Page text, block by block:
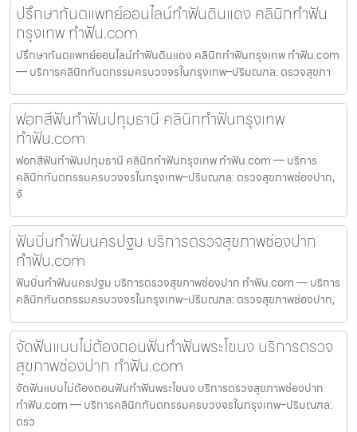
ปรึกษาทันตแพทย์ออนไลน์ทำฟันดินแดง คลินิกทำฟัน
กรุงเทพ ทำฟัน.com
ปรึกษาทันตแพทย์ออนไลน์ทำฟันดินแดง คลินิกทำฟันกรุงเทพ ทำฟัน.com
— บริการคลินิกทันตกรรมครบวงจรในกรุงเทพ–ปริมณฑล: ตรวจสุขภา
ฟอกสีฟันทำฟันปทุมธานี คลินิกทำฟันกรุงเทพ
ทำฟัน.com
ฟอกสีฟันทำฟันปทุมธานี คลินิกทำฟันกรุงเทพ ทำฟัน.com — บริการ
คลินิกทันตกรรมครบวงจรในกรุงเทพ–ปริมณฑล: ตรวจสุขภาพช่องปาก,
จั
ฟันบิ่นทำฟันนครปฐม บริการตรวจสุขภาพช่องปาก
ทำฟัน.com
ฟันบิ่นทำฟันนครปฐม บริการตรวจสุขภาพช่องปาก ทำฟัน.com — บริการ
คลินิกทันตกรรมครบวงจรในกรุงเทพ–ปริมณฑล: ตรวจสุขภาพช่องปาก,
จัดฟันแบบไม่ต้องถอนฟันทำฟันพระโขนง บริการตรวจ
สุขภาพช่องปาก ทำฟัน.com
จัดฟันแบบไม่ต้องถอนฟันทำฟันพระโขนง บริการตรวจสุขภาพช่องปาก
ทำฟัน.com — บริการคลินิกทันตกรรมครบวงจรในกรุงเทพ–ปริมณฑล:
ตรว